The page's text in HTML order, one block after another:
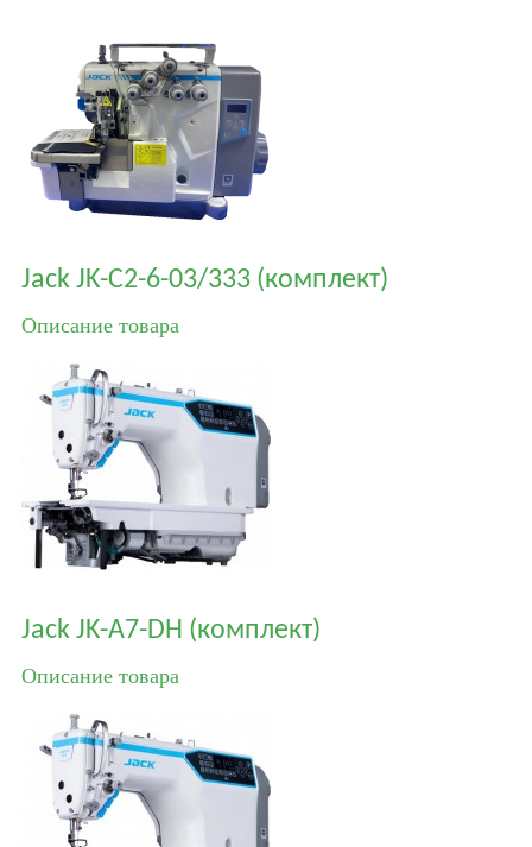
Jack JK-C2-6-03/333 (комплект)
Описание товара
Jack JK-A7-DH (комплект)
Описание товара